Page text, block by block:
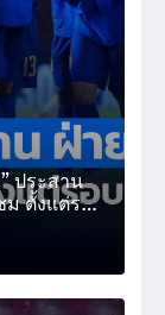
ประสาน
ม ตั้งแต่รอ